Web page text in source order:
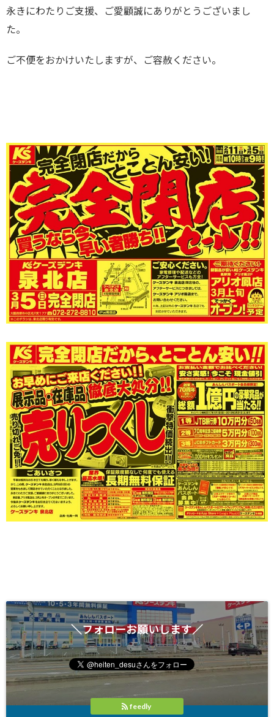
永きにわたりご支援、ご愛顧誠にありがとうございまし
た。
ご不便をおかけいたしますが、ご容赦ください。
＼フォローお願いします／
feedly